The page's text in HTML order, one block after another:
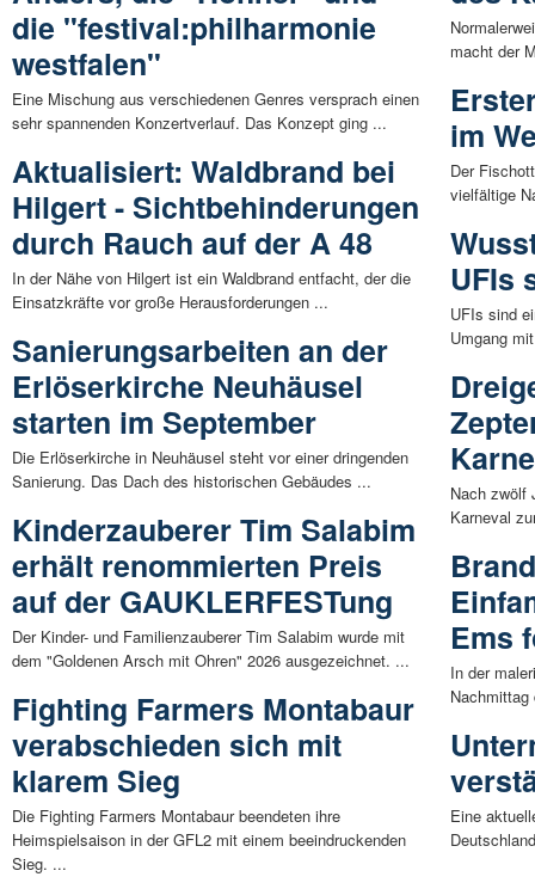
die "festival:philharmonie
westfalen"
Eine Mischung aus verschiedenen Genres versprach einen
sehr spannenden Konzertverlauf. Das Konzept ging ...
Aktualisiert: Waldbrand bei
Hilgert - Sichtbehinderungen
durch Rauch auf der A 48
In der Nähe von Hilgert ist ein Waldbrand entfacht, der die
Einsatzkräfte vor große Herausforderungen ...
Sanierungsarbeiten an der
Erlöserkirche Neuhäusel
starten im September
Die Erlöserkirche in Neuhäusel steht vor einer dringenden
Sanierung. Das Dach des historischen Gebäudes ...
Kinderzauberer Tim Salabim
erhält renommierten Preis
auf der GAUKLERFESTung
Der Kinder- und Familienzauberer Tim Salabim wurde mit
dem "Goldenen Arsch mit Ohren" 2026 ausgezeichnet. ...
Fighting Farmers Montabaur
verabschieden sich mit
klarem Sieg
Die Fighting Farmers Montabaur beendeten ihre
Heimspielsaison in der GFL2 mit einem beeindruckenden
Sieg. ...
macht der
im
Der
vielfältige
UFIs
UFIs sind
Umgang
Nach zwölf
Karneval
Ems
In der
Eine